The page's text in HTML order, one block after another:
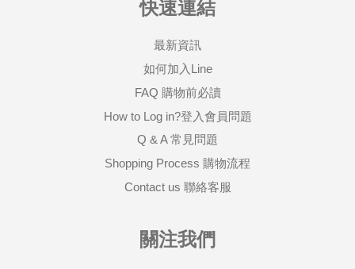
快速連結
最新資訊
如何加入Line
FAQ 購物前必讀
How to Log in?登入會員問題
Q & A 常見問題
Shopping Process 購物流程
Contact us 聯絡客服
關注我們